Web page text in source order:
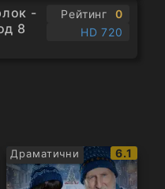
-
8
Рейтинг
0
HD 720
Драматични
IMDb
6.1